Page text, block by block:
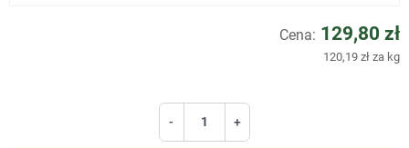
Cena: 129,80 zł
120,19 zł za kg
- +